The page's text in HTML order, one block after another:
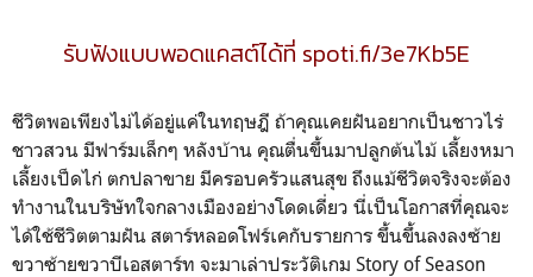
รับฟังแบบพอดแคสต์ได้ที่ spoti.fi/3e7Kb5E
ชีวิตพอเพียงไม่ได้อยู่แค่ในทฤษฎี ถ้าคุณเคยฝันอยากเป็นชาวไร่
ชาวสวน มีฟาร์มเล็กๆ หลังบ้าน คุณตื่นขึ้นมาปลูกต้นไม้ เลี้ยงหมา
เลี้ยงเป็ดไก่ ตกปลาขาย มีครอบครัวแสนสุข ถึงแม้ชีวิตจริงจะต้อง
ทำงานในบริษัทใจกลางเมืองอย่างโดดเดี่ยว นี่เป็นโอกาสที่คุณจะ
ได้ใช้ชีวิตตามฝัน สตาร์หลอดโฟร์เคกับรายการ ขึ้นขึ้นลงลงซ้าย
ขวาซ้ายขวาบีเอสตาร์ท จะมาเล่าประวัติเกม Story of Season